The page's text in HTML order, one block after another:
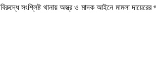
বিরুদ্ধে সংশ্লিষ্ট থানায় অস্ত্র ও মাদক আইনে মামলা দায়েরের